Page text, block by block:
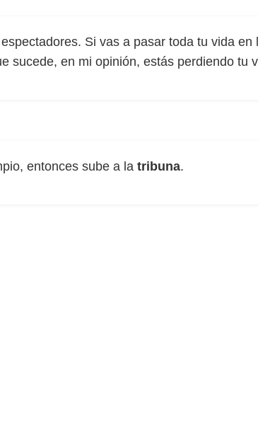
Si vas a pasar toda tu vida en
sucede, en mi opinión, estás perdiendo tu
entonces sube a la tribuna.